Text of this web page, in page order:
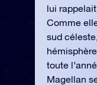
lui
Comme
sud
toute
Magellan